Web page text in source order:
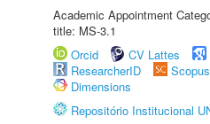
Academic Appointment
title: MS-3.1
Orcid
CV Lattes
ResearcherID
Scopus
Dimensions
Repositório Institucional